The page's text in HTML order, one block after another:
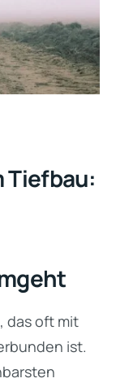
Tiefbau:
das oft mit
ist.